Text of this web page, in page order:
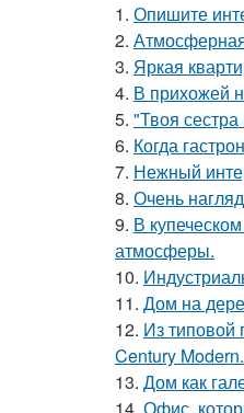
1. Опишите
2.
3. Яркая
4. В прихожей
5. "Твоя сестра
6. Когда
7. Нежный
8. Очень
9. В
атмосферы.
10.
11. Дом на
12. Из типовой
Century Modern.
13. Дом как